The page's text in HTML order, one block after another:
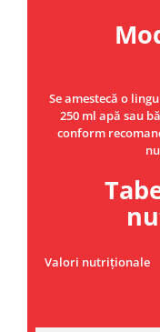
Mod
Se amestecă o
250 ml apă sau
conform
Valori nutriționale